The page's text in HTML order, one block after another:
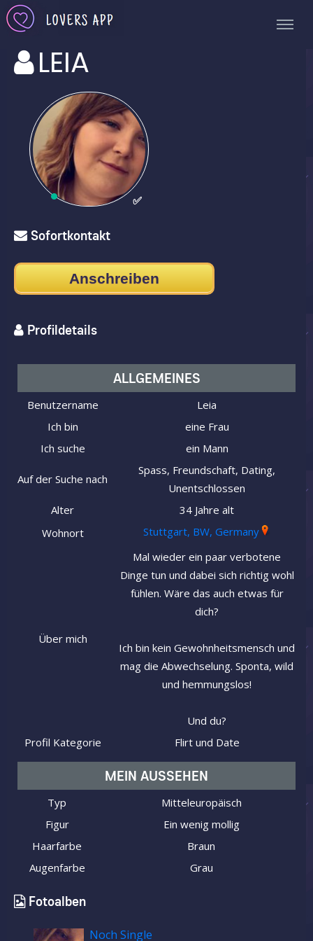
LEIA
✅
Sofortkontakt
Anschreiben
Profildetails
ALLGEMEINES
Benutzername
Leia
Ich bin
eine Frau
Ich suche
ein Mann
Auf der Suche nach
Spass, Freundschaft, Dating,
Unentschlossen
Alter
34 Jahre alt
Wohnort
Stuttgart, BW, Germany
Über mich
Mal wieder ein paar verbotene
Dinge tun und dabei sich richtig wohl
fühlen. Wäre das auch etwas für
dich?
Ich bin kein Gewohnheitsmensch und
mag die Abwechselung. Sponta, wild
und hemmungslos!
Und du?
Profil Kategorie
Flirt und Date
MEIN AUSSEHEN
Typ
Mitteleuropäisch
Figur
Ein wenig mollig
Haarfarbe
Braun
Augenfarbe
Grau
Fotoalben
Noch Single